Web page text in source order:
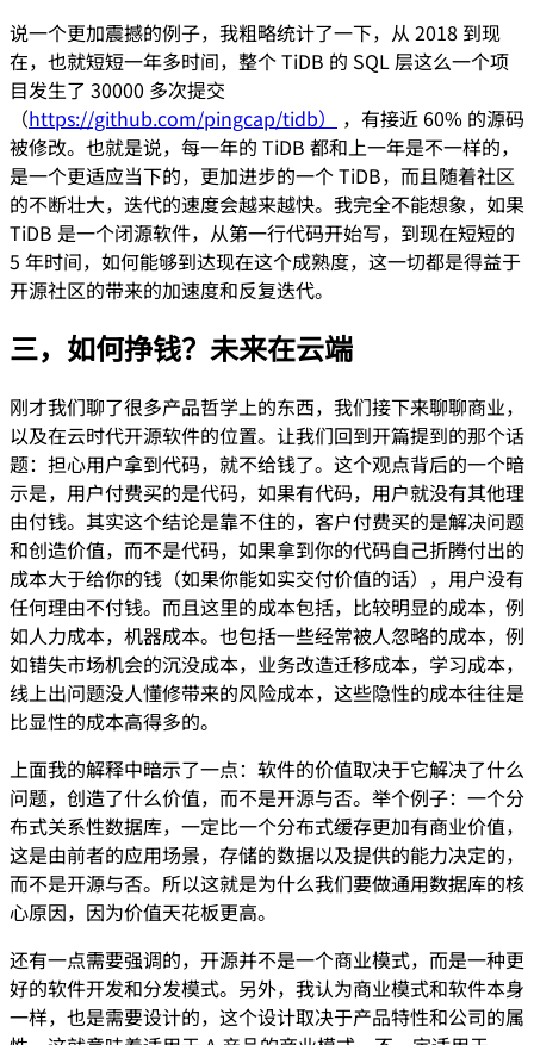
说一个更加震撼的例子，我粗略统计了一下，从 2018 到现
在，也就短短一年多时间，整个 TiDB 的 SQL 层这么一个项
目发生了 30000 多次提交
（https://github.com/pingcap/tidb）
，有接近 60% 的源码
被修改。也就是说，每一年的 TiDB 都和上一年是不一样的，
是一个更适应当下的，更加进步的一个 TiDB，而且随着社区
的不断壮大，迭代的速度会越来越快。我完全不能想象，如果
TiDB 是一个闭源软件，从第一行代码开始写，到现在短短的
5 年时间，如何能够到达现在这个成熟度，这一切都是得益于
开源社区的带来的加速度和反复迭代。
三，如何挣钱？未来在云端
刚才我们聊了很多产品哲学上的东西，我们接下来聊聊商业，
以及在云时代开源软件的位置。让我们回到开篇提到的那个话
题：担心用户拿到代码，就不给钱了。这个观点背后的一个暗
示是，用户付费买的是代码，如果有代码，用户就没有其他理
由付钱。其实这个结论是靠不住的，客户付费买的是解决问题
和创造价值，而不是代码，如果拿到你的代码自己折腾付出的
成本大于给你的钱（如果你能如实交付价值的话），用户没有
任何理由不付钱。而且这里的成本包括，比较明显的成本，例
如人力成本，机器成本。也包括一些经常被人忽略的成本，例
如错失市场机会的沉没成本，业务改造迁移成本，学习成本，
线上出问题没人懂修带来的风险成本，这些隐性的成本往往是
比显性的成本高得多的。
上面我的解释中暗示了一点：软件的价值取决于它解决了什么
问题，创造了什么价值，而不是开源与否。举个例子：一个分
布式关系性数据库，一定比一个分布式缓存更加有商业价值，
这是由前者的应用场景，存储的数据以及提供的能力决定的，
而不是开源与否。所以这就是为什么我们要做通用数据库的核
心原因，因为价值天花板更高。
还有一点需要强调的，开源并不是一个商业模式，而是一种更
好的软件开发和分发模式。另外，我认为商业模式和软件本身
一样，也是需要设计的，这个设计取决于产品特性和公司的属